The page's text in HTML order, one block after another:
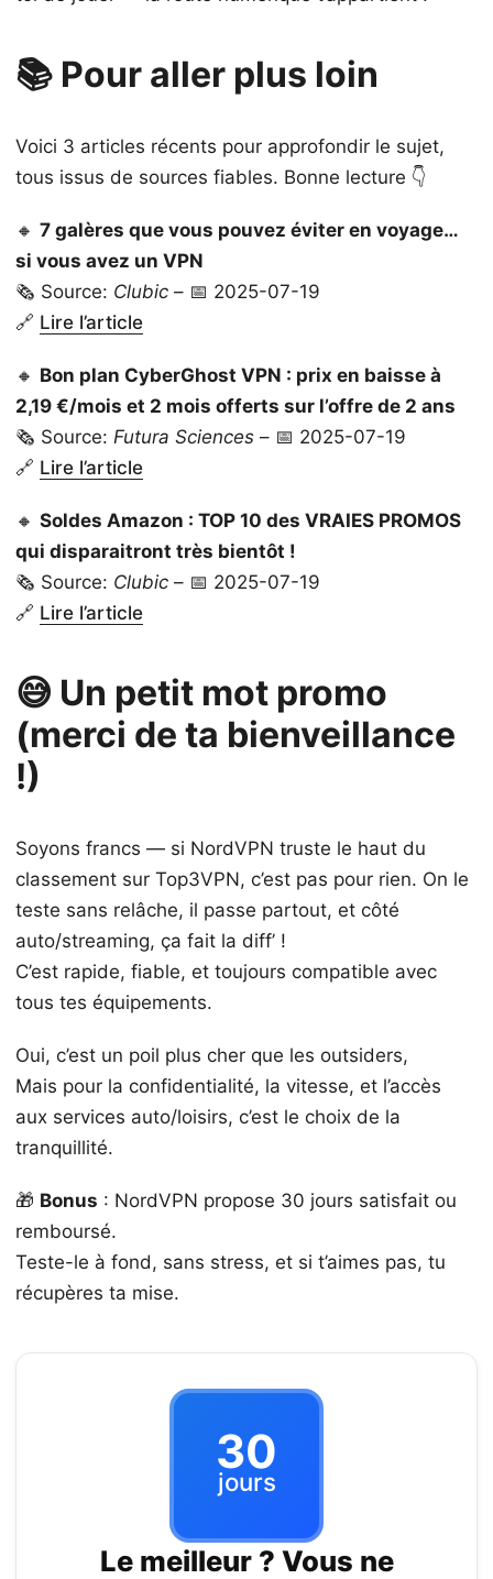
📚 Pour aller plus loin
Voici 3 articles récents pour approfondir le sujet,
tous issus de sources fiables. Bonne lecture 👇
🔸 7 galères que vous pouvez éviter en voyage…
si vous avez un VPN
🗞️ Source: Clubic – 📅 2025-07-19
🔗 Lire l’article
🔸 Bon plan CyberGhost VPN : prix en baisse à
2,19 €/mois et 2 mois offerts sur l’offre de 2 ans
🗞️ Source: Futura Sciences – 📅 2025-07-19
🔗 Lire l’article
🔸 Soldes Amazon : TOP 10 des VRAIES PROMOS
qui disparaitront très bientôt !
🗞️ Source: Clubic – 📅 2025-07-19
🔗 Lire l’article
😅 Un petit mot promo
(merci de ta bienveillance
!)
Soyons francs — si NordVPN truste le haut du
classement sur Top3VPN, c’est pas pour rien. On le
teste sans relâche, il passe partout, et côté
auto/streaming, ça fait la diff’ !
C’est rapide, fiable, et toujours compatible avec
tous tes équipements.
Oui, c’est un poil plus cher que les outsiders,
Mais pour la confidentialité, la vitesse, et l’accès
aux services auto/loisirs, c’est le choix de la
tranquillité.
🎁 Bonus : NordVPN propose 30 jours satisfait ou
remboursé.
Teste-le à fond, sans stress, et si t’aimes pas, tu
récupères ta mise.
30
jours
Le meilleur ? Vous ne